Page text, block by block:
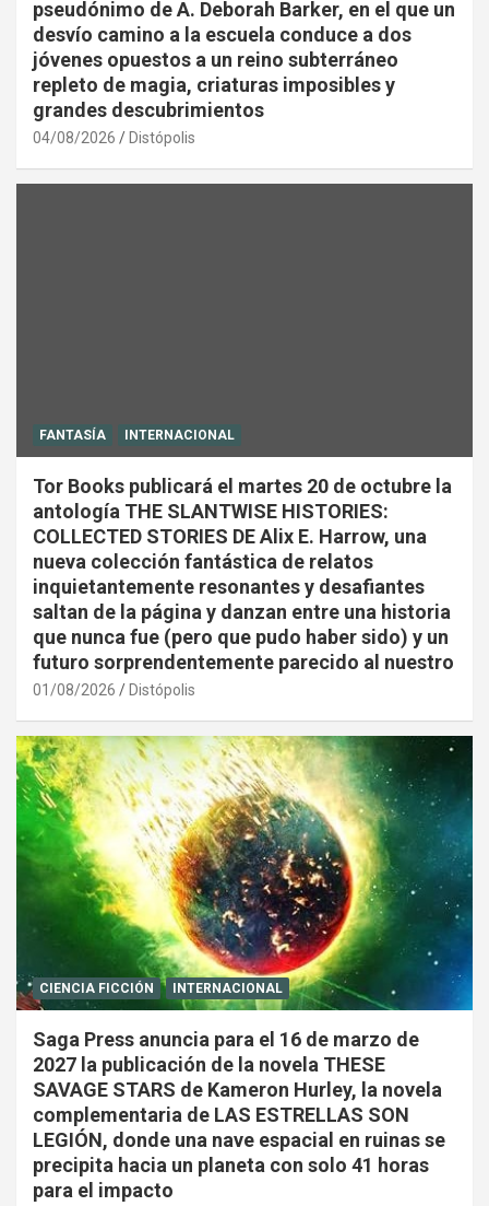
pseudónimo de A. Deborah Barker, en el que un
desvío camino a la escuela conduce a dos
jóvenes opuestos a un reino subterráneo
repleto de magia, criaturas imposibles y
grandes descubrimientos
04/08/2026 Distópolis
FANTASÍA INTERNACIONAL
Tor Books publicará el martes 20 de octubre la
antología THE SLANTWISE HISTORIES:
COLLECTED STORIES DE Alix E. Harrow, una
nueva colección fantástica de relatos
inquietantemente resonantes y desafiantes
saltan de la página y danzan entre una historia
que nunca fue (pero que pudo haber sido) y un
futuro sorprendentemente parecido al nuestro
01/08/2026 Distópolis
CIENCIA FICCIÓN INTERNACIONAL
Saga Press anuncia para el 16 de marzo de
2027 la publicación de la novela THESE
SAVAGE STARS de Kameron Hurley, la novela
complementaria de LAS ESTRELLAS SON
LEGIÓN, donde una nave espacial en ruinas se
precipita hacia un planeta con solo 41 horas
para el impacto